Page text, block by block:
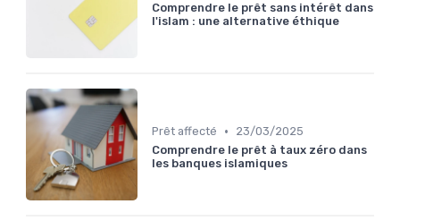
Comprendre le prêt sans intérêt dans
l'islam : une alternative éthique
Prêt affecté •
23/03/2025
Comprendre le prêt à taux zéro dans
les banques islamiques